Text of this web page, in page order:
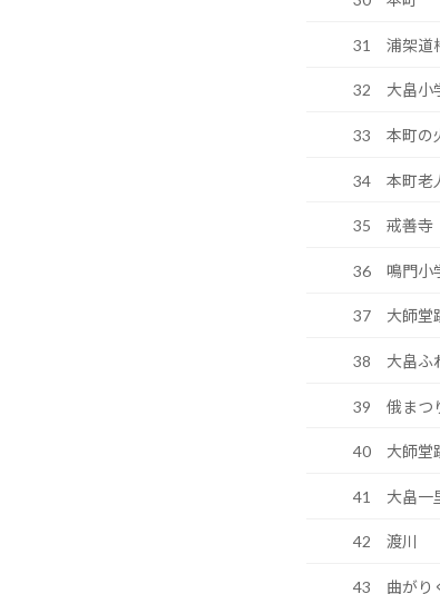
31 浦架道
32 大畠小
33 本町の
34 本町老
35 戒善寺
36 鳴門小
37 大師堂
38 大畠ふ
39 俄まつ
40 大師堂
41 大畠一
42 渡川
43 曲がり